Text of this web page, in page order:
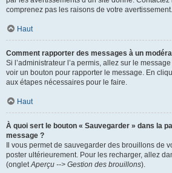
comprenez pas les raisons de votre avertissement.
Haut
Comment rapporter des messages à un
Si l’administrateur l’a permis, allez sur le
voir un bouton pour rapporter le message. En
aux étapes nécessaires pour le faire.
Haut
À quoi sert le bouton « Sauvegarder » dans la
message ?
Il vous permet de sauvegarder des brouillons de
poster ultérieurement. Pour les recharger, allez
(ongletAperçu --> Gestion des brouillons).